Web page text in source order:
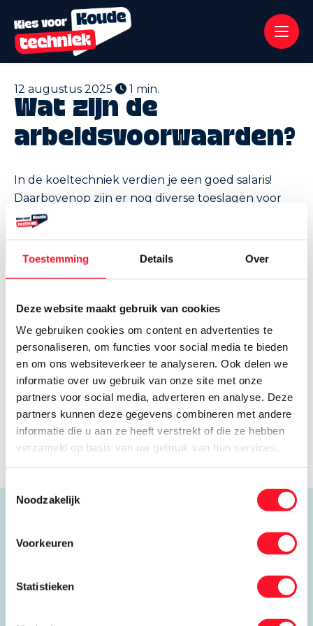
Toestemming Details Over
Deze website maakt gebruik van cookies
We gebruiken cookies om content en advertenties te
personaliseren, om functies voor social media te bieden
en om ons websiteverkeer te analyseren. Ook delen we
informatie over uw gebruik van onze site met onze
partners voor social media, adverteren en analyse. Deze
partners kunnen deze gegevens combineren met andere
informatie die u aan ze heeft verstrekt of die ze hebben
verzameld op basis van uw gebruik van hun services.
Toestemmingsselectie
Noodzakelijk
Voorkeuren
Statistieken
12 augustus 2025 1 min.
Wat zijn de
arbeidsvoorwaarden?
In de koeltechniek verdien je een goed salaris!
Daarbovenop zijn er nog diverse toeslagen voor
onregelmatige dienst en beschikbaarheid buiten
je functie en het bedrijf waar je gaat werken.
meer informatie over salarissen in de
technisch installatiebedrijf metaal & techniek